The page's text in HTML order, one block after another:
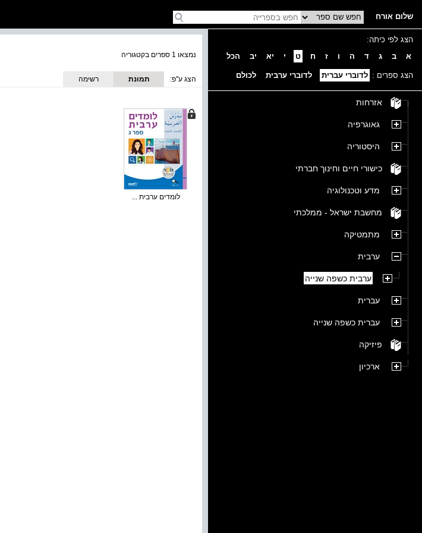
שלום אורח
הצג לפי כיתה:
א
ב ג ד ה ו ז ח ט י יא יב הכל
הצג ספרים : לדוברי עברית לדוברי ערבית לכולם
אזרחות
גאוגרפיה
היסטוריה
כישורי חיים וחינוך חברתי
מדע וטכנולוגיה
מחשבת ישראל - ממלכתי
מתמטיקה
ערבית
ערבית כשפה שנייה
עברית
עברית כשפה שנייה
פיזיקה
ארכיון
נמצאו 1 ספרים בקטגוריה
הצג ע''פ:
תמונת
רשימה
לומדים ערבית ...